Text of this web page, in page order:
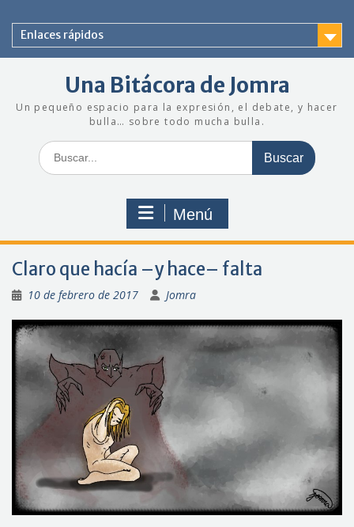
contenido
Enlaces rápidos
Una Bitácora de Jomra
Un pequeño espacio para la expresión, el debate, y hacer
bulla… sobre todo mucha bulla.
Buscar:
Menú
Claro que hacía –y hace– falta
10 de febrero de 2017 Jomra